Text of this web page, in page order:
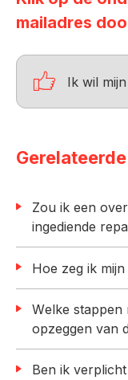
mailadres
 Ik wil
Zou ik een overzicht kunnen krijgen van mijn
ingediende
Hoe zeg ik
Welke stappen moet ik ondernemen bij het
opzeggen van
Ben ik verplicht om de bezichtigingen zelf te